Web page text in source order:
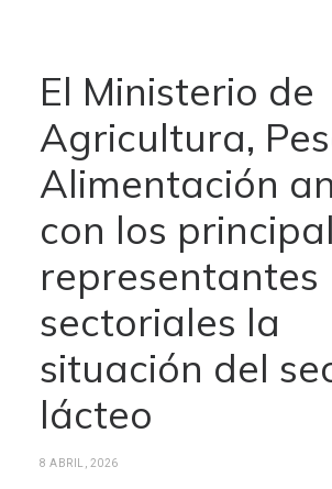
El Ministerio de
Agricultura,
Alimentación
con los
representantes
sectoriales la
situación del
lácteo
8 ABRIL, 2026